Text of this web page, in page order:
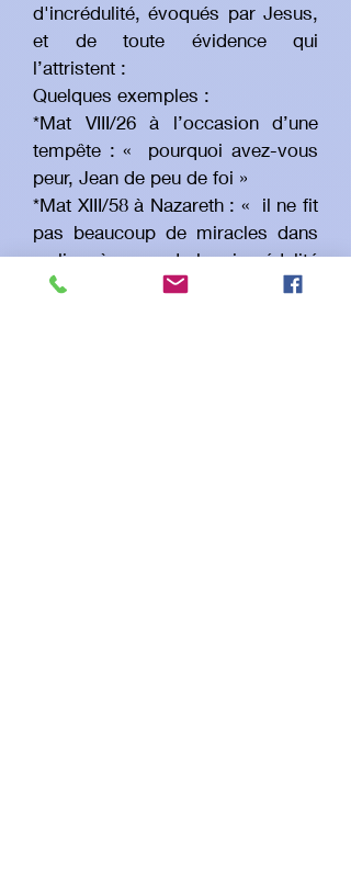
d'incrédulité, évoqués par Jesus,
et de toute évidence qui
l’attristent :
Quelques exemples :
*Mat VIII/26 à l’occasion d’une
tempête : « pourquoi avez-vous
peur, Jean de peu de foi »
*Mat XIII/58 à Nazareth : « il ne fit
pas beaucoup de miracles dans
ce lieu, à cause de leur incrédulité